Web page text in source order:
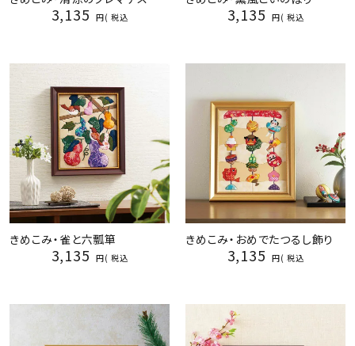
3,135 税込 3,135 税込
きめこみ・雀と六瓢箪
3,135 税込
きめこみ・おめでたつるし飾り
3,135 税込